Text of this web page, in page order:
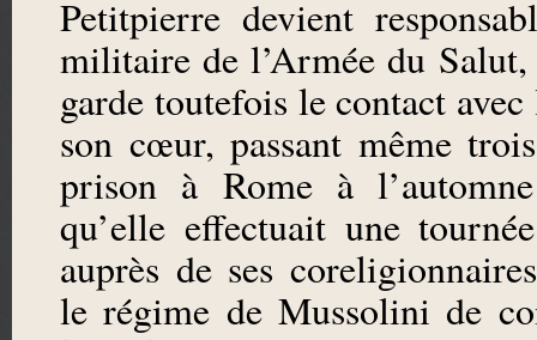
Petitpierre devient
militaire de l’Armée du
garde toutefois le contact
son cœur, passant même
prison à Rome à
qu’elle effectuait une
auprès de ses
le régime de Mussolini de